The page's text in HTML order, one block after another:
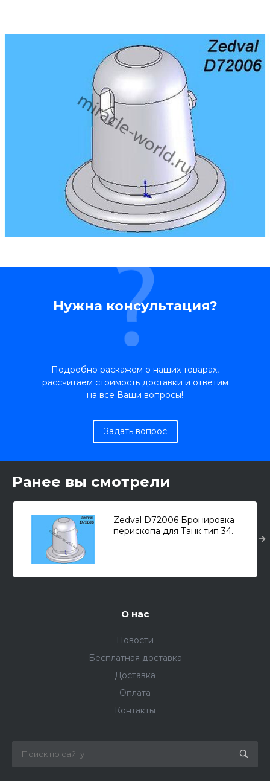
Нужна консультация?
Подробно раскажем о наших товарах,
рассчитаем стоимость доставки и ответим
на все Ваши вопросы!
Задать вопрос
Ранее вы смотрели
Zedval D72006 Бронировка
перископа для Танк тип 34.
О нас
Новости
Бесплатная доставка
Доставка
Оплата
Контакты